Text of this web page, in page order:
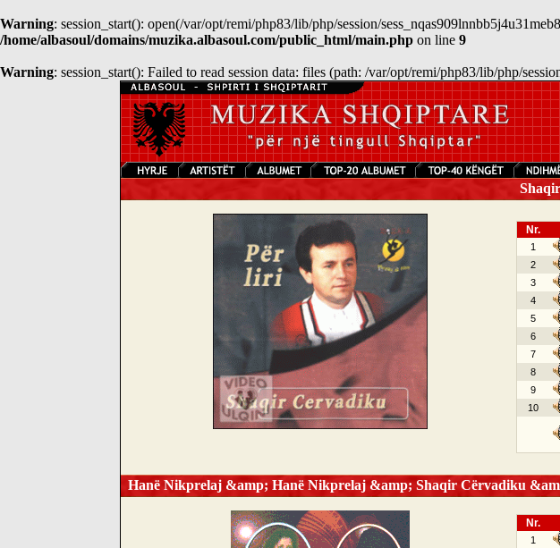
Warning: session_start(): open(/var/opt/remi/php83/lib/php/session/
/home/albasoul/domains/muzika.albasoul.com/public_html/main.php on line 9
Warning: session_start(): Failed to read session data: files (path: /var/opt/remi/php83/lib/php/
Nr.
1
2
3
4
5
6
7
8
9
10
Hanë Nikprelaj &amp; Hanë Nikprelaj &amp; Shaqir Cërvadiku
Nr.
1